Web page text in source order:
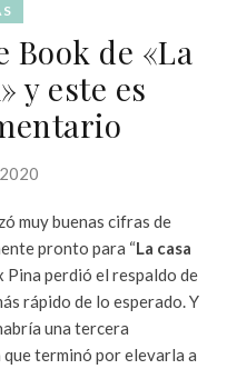
Book de «La
y este es
muy buenas cifras de
pronto para “La casa
Pina perdió el respaldo de
rápido de lo esperado. Y
una tercera
terminó por elevarla a